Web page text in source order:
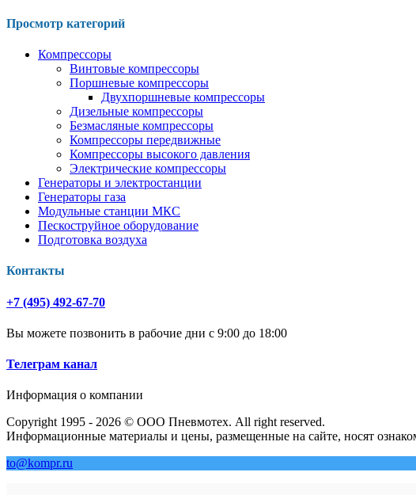
Просмотр категорий
Компрессоры
Винтовые компрессоры
Поршневые компрессоры
Двухпоршневые компрессоры
Дизельные компрессоры
Безмасляные компрессоры
Компрессоры передвижные
Компрессоры высокого давления
Электрические компрессоры
Генераторы и электростанции
Генераторы газа
Модульные станции МКС
Пескоструйное оборудование
Подготовка воздуха
Контакты
+7 (495) 492-67-70
Вы можете позвонить в рабочие дни с 9:00 до 18:00
Телеграм канал
Информация о компании
Copyright 1995 - 2026 © ООО Пневмотех. All right reserved.
Информационные материалы и цены, размещенные на сайте, носят
to@kompr.ru